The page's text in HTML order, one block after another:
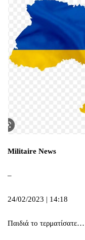
Militaire News
–
24/02/2023 | 14:18
Παιδιά το τερματίσατε…